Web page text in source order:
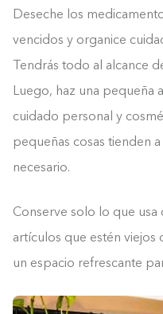
Deseche los
vencidos y organice
Tendrás todo al alcance
Luego, haz una pequeña
cuidado personal y
pequeñas cosas tienden
necesario.
Conserve solo lo que
artículos que estén viejos
un espacio refrescante